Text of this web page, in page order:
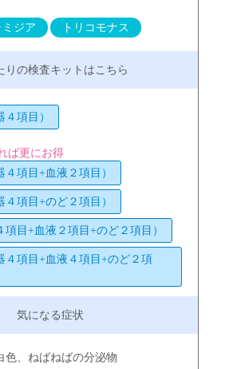
ミジア トリコモナス
４項目）
ば更にお得
４項目+血液２項目）
４項目+のど２項目）
項目+血液２項目+のど２項目）
４項目+血液４項目+のど２項
色、ねばねばの分泌物